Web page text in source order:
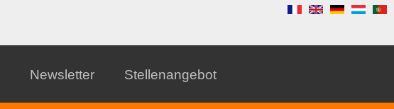
Newsletter Stellenangebot